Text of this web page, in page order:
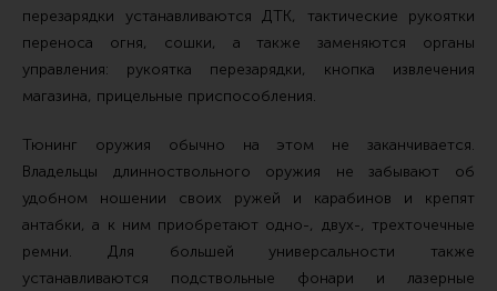
перезарядки устанавливаются ДТК, тактические рукоятки
переноса огня, сошки, а также заменяются органы
управления: рукоятка перезарядки, кнопка извлечения
магазина, прицельные приспособления.
Тюнинг оружия обычно на этом не заканчивается.
Владельцы длинноствольного оружия не забывают об
удобном ношении своих ружей и карабинов и крепят
антабки, а к ним приобретают одно-, двух-, трехточечные
ремни. Для большей универсальности также
устанавливаются подствольные фонари и лазерные